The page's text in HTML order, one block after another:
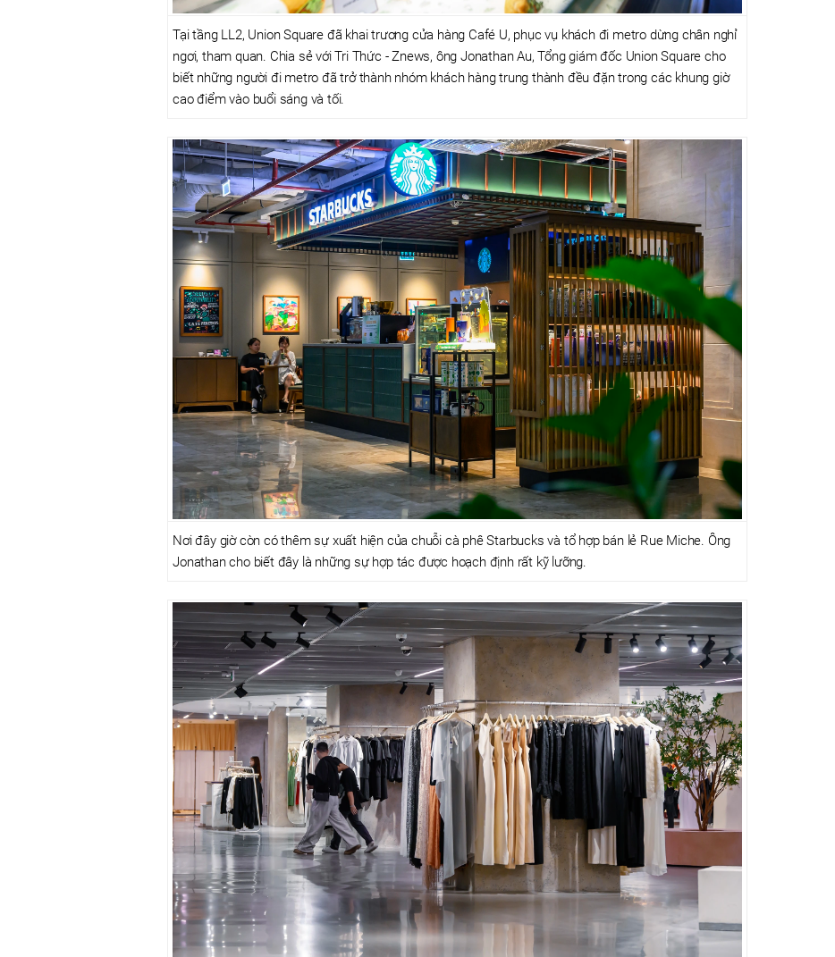
Tại tầng LL2, Union Square đã khai trương cửa hàng Café U, phục vụ khách đi metro dừng chân nghỉ
ngơi, tham quan. Chia sẻ với Tri Thức - Znews, ông Jonathan Au, Tổng giám đốc Union Square cho
biết những người đi metro đã trở thành nhóm khách hàng trung thành đều đặn trong các khung giờ
cao điểm vào buổi sáng và tối.
Nơi đây giờ còn có thêm sự xuất hiện của chuỗi cà phê Starbucks và tổ hợp bán lẻ Rue Miche. Ông
Jonathan cho biết đây là những sự hợp tác được hoạch định rất kỹ lưỡng.